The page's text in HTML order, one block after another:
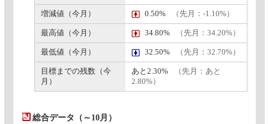
増減値（今月） 0.50% （先月：-1.10%）
最高値（今月） 34.80% （先月：34.20%）
最低値（今月） 32.50% （先月：32.70%）
目標までの残数（今
月）
あと2.30%
（先月：あと
2.80%）
総合データ（～10月）